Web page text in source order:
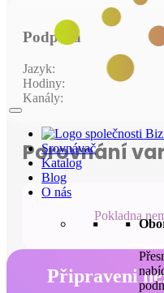
Srovnávač
Katalog
Blog
O nás
Podpora
Jazyk:
Hodiny:
Kanály:
Porovnání
Pokladna
Připraveni